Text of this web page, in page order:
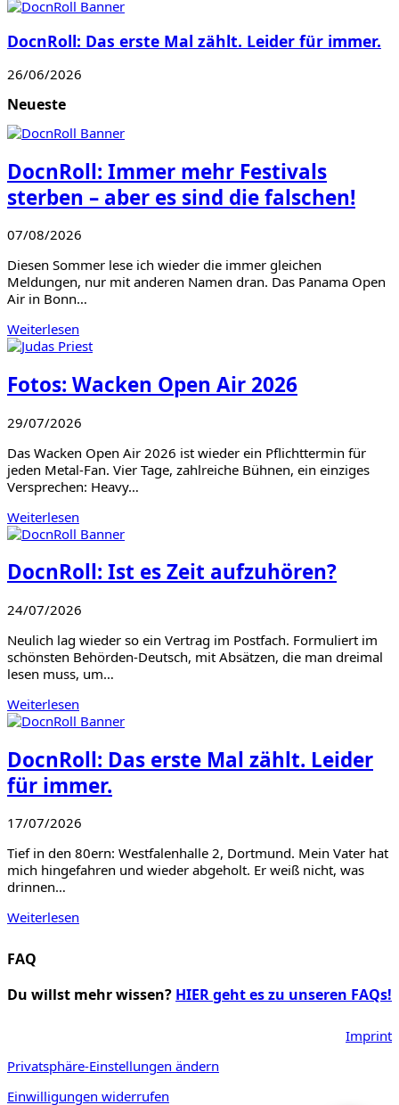
DocnRoll: Das erste Mal zählt. Leider für immer.
26/06/2026
Neueste
DocnRoll: Immer mehr Festivals
sterben – aber es sind die falschen!
07/08/2026
Diesen Sommer lese ich wieder die immer gleichen
Meldungen, nur mit anderen Namen dran. Das Panama Open
Air in Bonn…
Weiterlesen
Fotos: Wacken Open Air 2026
29/07/2026
Das Wacken Open Air 2026 ist wieder ein Pflichttermin für
jeden Metal-Fan. Vier Tage, zahlreiche Bühnen, ein einziges
Versprechen: Heavy…
Weiterlesen
DocnRoll: Ist es Zeit aufzuhören?
24/07/2026
Neulich lag wieder so ein Vertrag im Postfach. Formuliert im
schönsten Behörden-Deutsch, mit Absätzen, die man dreimal
lesen muss, um…
Weiterlesen
DocnRoll: Das erste Mal zählt. Leider
für immer.
17/07/2026
Tief in den 80ern: Westfalenhalle 2, Dortmund. Mein Vater hat
mich hingefahren und wieder abgeholt. Er weiß nicht, was
drinnen…
Weiterlesen
FAQ
Du willst mehr wissen? HIER geht es zu unseren FAQs!
Imprint
Privatsphäre-Einstellungen ändern
Einwilligungen widerrufen